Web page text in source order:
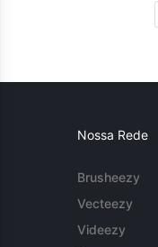
Nossa Rede
Brusheezy
Vecteezy
Videezy